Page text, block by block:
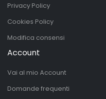
Privacy Policy
Cookies Policy
Modifica consensi
Account
Vai al mio Account
Domande frequenti